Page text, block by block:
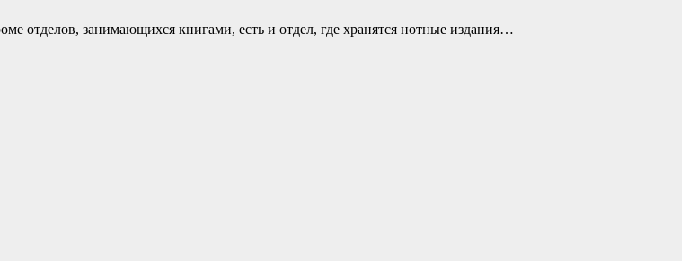
отделов, занимающихся книгами, есть и отдел, где хранятся нотные издания…